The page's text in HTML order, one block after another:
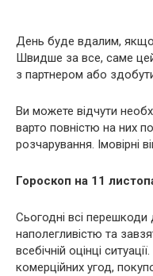
День буде вдалим, якщо
Швидше за все, саме
з партнером або
Ви можете відчути
варто повністю на них
розчарування. Імовірні
Гороскоп на 11
Сьогодні всі
наполегливістю та
всебічній оцінці
комерційних угод,